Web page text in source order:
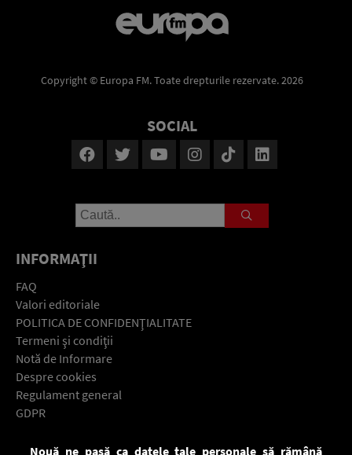
Copyright © Europa FM. Toate drepturile rezervate. 2026
SOCIAL
INFORMAŢII
FAQ
Valori editoriale
POLITICA DE CONFIDENŢIALITATE
Termeni şi condiţii
Notă de Informare
Despre cookies
Regulament general
GDPR
Nouă ne pasă ca datele tale personale să rămână